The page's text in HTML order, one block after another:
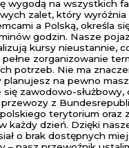
wygodą na wszystkich
zalet, który wyróżnia
a Polską, określa
godzin. Nasze
kursy nieustannie,
zorganizowanie
potrzeb. Nie ma
na pewno
zawodowo-służbowy,
z
terytorium oraz
każdy dzień. Dzięki
o brak dostępnych